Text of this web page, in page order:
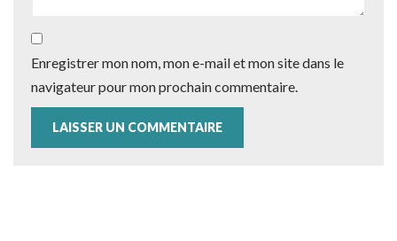
Enregistrer mon nom, mon e-mail et mon site dans le
navigateur pour mon prochain commentaire.